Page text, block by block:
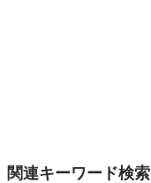
関連キーワード検索